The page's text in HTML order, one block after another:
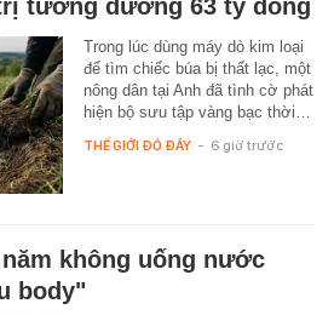
tương đương 63 tỷ đồng
Trong lúc dùng máy dò kim loại
để tìm chiếc búa bị thất lạc, một
nông dân tại Anh đã tình cờ phát
hiện bộ sưu tập vàng bạc thời…
THẾ GIỚI ĐÓ ĐÂY - 6 giờ trước
không uống nước
body"